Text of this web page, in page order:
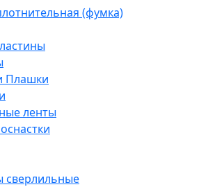
(фумка)
Плашки
ленты
сверлильные